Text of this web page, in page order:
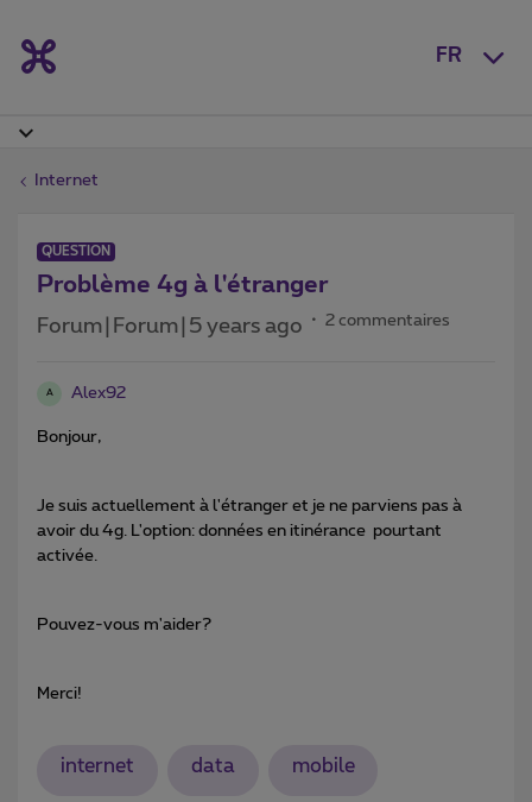
FR
Internet
QUESTION
Problème 4g à l'étranger
Forum|Forum|5 years ago 2 commentaires
A Alex92
Bonjour,
Je suis actuellement à l'étranger et je ne parviens pas à
avoir du 4g. L'option: données en itinérance pourtant
activée.
Pouvez-vous m'aider?
Merci!
internet data mobile